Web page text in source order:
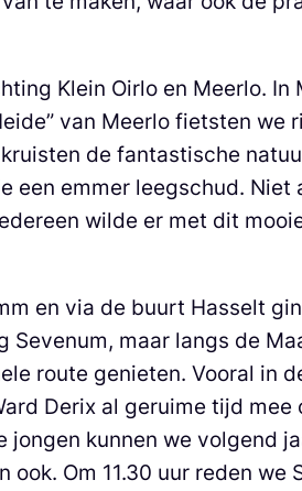
Klein Oirlo en Meerlo.
van Meerlo fietsten
de fantastische
een emmer leegschud.
wilde er met dit
en via de buurt Hasselt
maar langs de
route genieten. Vooral in
Derix al geruime tijd
kunnen we volgend
Om 11.30 uur reden we